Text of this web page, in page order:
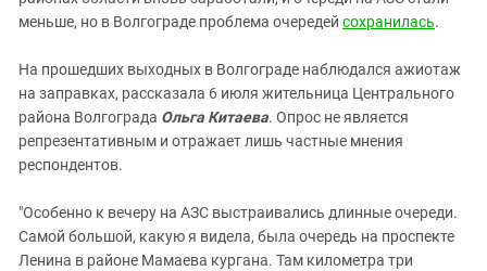
меньше, но в Волгограде проблема очередей сохранилась.
На прошедших выходных в Волгограде наблюдался ажиотаж
на заправках, рассказала 6 июля жительница Центрального
района Волгограда Ольга Китаева. Опрос не является
репрезентативным и отражает лишь частные мнения
респондентов.
"Особенно к вечеру на АЗС выстраивались длинные очереди.
Самой большой, какую я видела, была очередь на проспекте
Ленина в районе Мамаева кургана. Там километра три